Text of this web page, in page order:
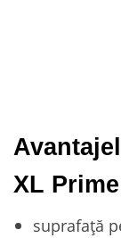
XL Prime
suprafață